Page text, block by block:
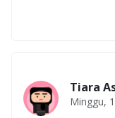
Tiara
Minggu,